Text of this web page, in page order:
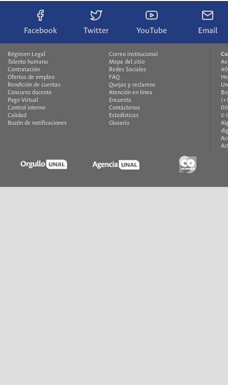
Facebook Twitter YouTube Email
Régimen Legal
Talento humano
Contratación
Ofertas de empleo
Rendición de cuentas
Concurso docente
Pago Virtual
Control interno
Calidad
Buzón de notificaciones
Correo institucional
Mapa del sitio
Redes Sociales
FAQ
Quejas y reclamos
Atención en línea
Encuesta
Contáctenos
Estadísticas
Glosario
©